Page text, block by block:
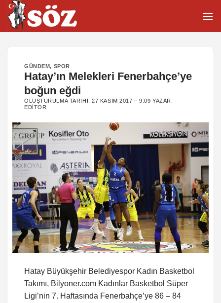
İçeriğe
atla
GÜNDEM, SPOR
Hatay’ın Melekleri Fenerbahçe’ye
boğun eğdi
OLUŞTURULMA TARIHI:27 KASIM 2017 – 9:09 YAZAR:
EDITOR
Hatay Büyükşehir Belediyespor Kadın Basketbol
Takımı, Bilyoner.com Kadınlar Basketbol Süper
Ligi’nin 7. Haftasında Fenerbahçe’ye 86 – 84